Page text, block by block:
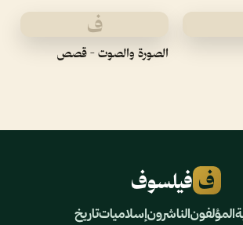
ف
الصورة والصوت - قصص
ف فيلسوف
المؤلفونالناشرونإسلامياتتاريخ